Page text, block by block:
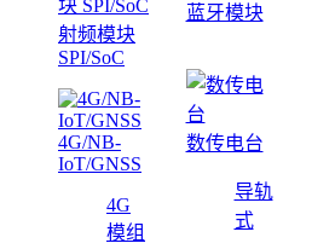
射频模块
SPI/SoC
蓝牙模块
4G/NB-
IoT/GNSS
4G
模组
数传电台
导轨
式